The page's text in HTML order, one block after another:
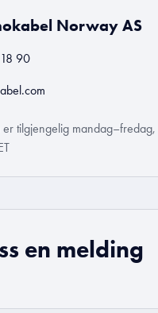
Norway AS
90
er tilgjengelig mandag–fredag,
en melding